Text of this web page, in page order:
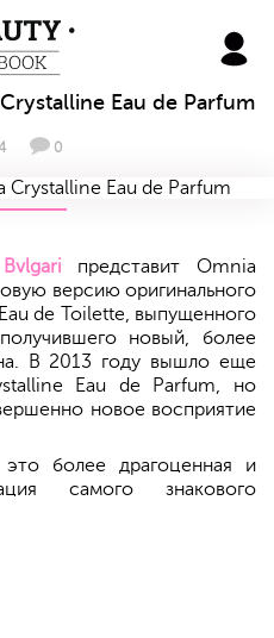
BeautyDayBook
Eau de Parfum
0
Bvlgari представит Omnia
версию оригинального
de Toilette, выпущенного
новый, более
В 2013 году вышло еще
Eau de Parfum, но
новое восприятие
более драгоценная и
самого знакового